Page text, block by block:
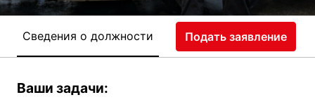
Сведения о должности Подать заявление
Ваши задачи: